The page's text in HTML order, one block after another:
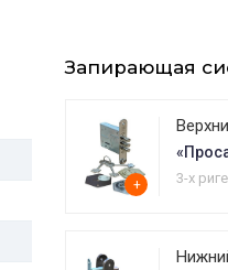
Запирающая
+ 3-х